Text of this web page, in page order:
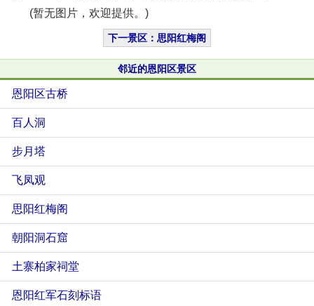
(暂无图片，欢迎提供。)
下一景区：思阳红梅阁
邻近的恩阳区景区
恩阳区古桥
百人洞
步月塔
飞凤观
思阳红梅阁
朝阳洞石窟
土寨柏家祠堂
恩阳红军石刻标语